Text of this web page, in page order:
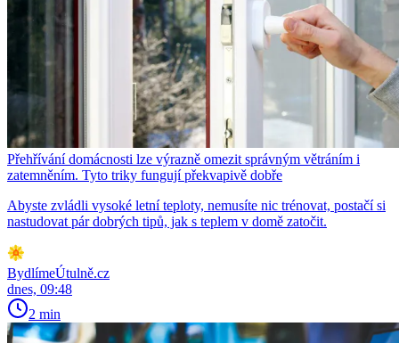
Přehřívání domácnosti lze výrazně omezit správným větráním i
zatemněním. Tyto triky fungují překvapivě dobře
Abyste zvládli vysoké letní teploty, nemusíte nic trénovat, postačí si
nastudovat pár dobrých tipů, jak s teplem v domě zatočit.
BydlímeÚtulně.cz
dnes, 09:48
2 min